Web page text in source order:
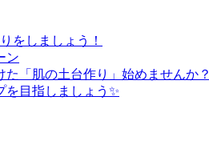
をしましょう！
ン
「肌の土台作り」始めませんか？
目指しましょう✨